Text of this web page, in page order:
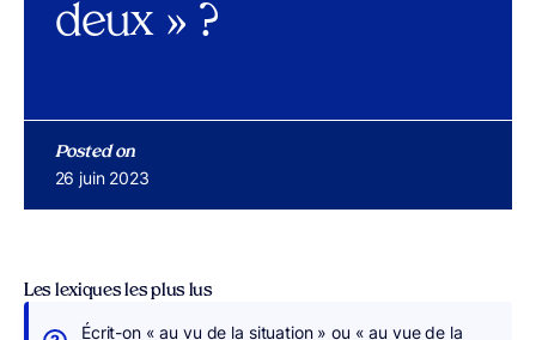
deux » ?
Posted on
Publié le
26 juin 2023
Les lexiques les plus lus
Écrit-on « au vu de la situation » ou « au vue de la